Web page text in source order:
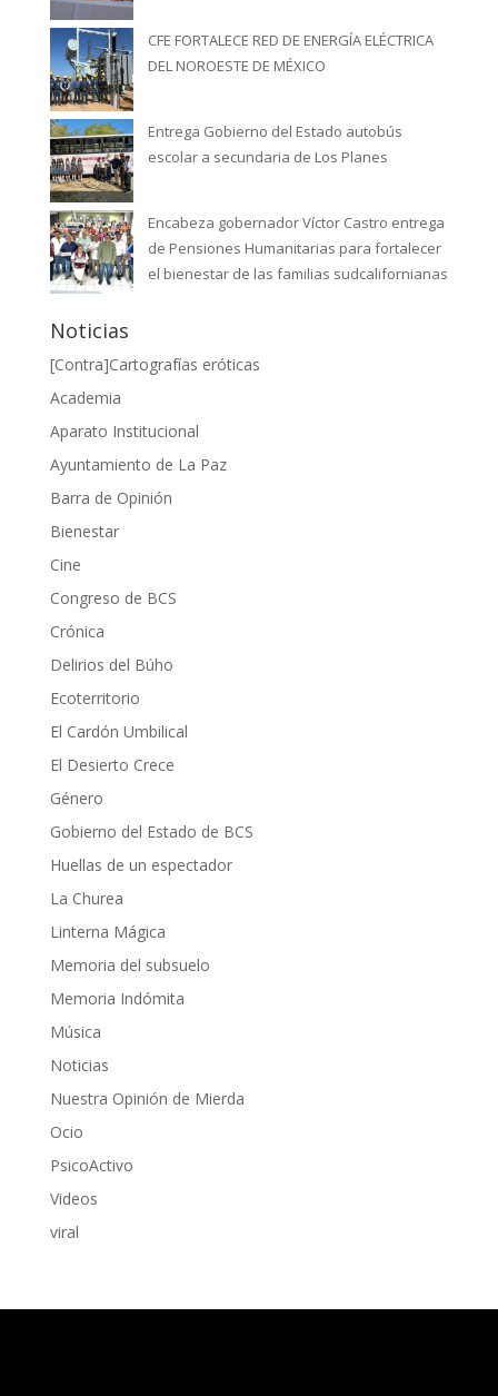
CFE FORTALECE RED DE ENERGÍA ELÉCTRICA
DEL NOROESTE DE MÉXICO
Entrega Gobierno del Estado autobús
escolar a secundaria de Los Planes
Encabeza gobernador Víctor Castro entrega
de Pensiones Humanitarias para fortalecer
el bienestar de las familias sudcalifornianas
Noticias
[Contra]Cartografías eróticas
Academia
Aparato Institucional
Ayuntamiento de La Paz
Barra de Opinión
Bienestar
Cine
Congreso de BCS
Crónica
Delirios del Búho
Ecoterritorio
El Cardón Umbilical
El Desierto Crece
Género
Gobierno del Estado de BCS
Huellas de un espectador
La Churea
Linterna Mágica
Memoria del subsuelo
Memoria Indómita
Música
Noticias
Nuestra Opinión de Mierda
Ocio
PsicoActivo
Videos
viral